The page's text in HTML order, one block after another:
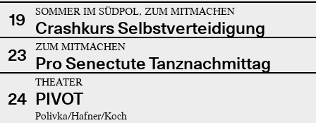
19 SOMMER IM SÜDPOL, ZUM MITMACHEN
Crashkurs Selbstverteidigung
23
ZUM MITMACHEN
Pro Senectute Tanznachmittag
24
THEATER
PIVOT
Polivka/Hafner/Koch